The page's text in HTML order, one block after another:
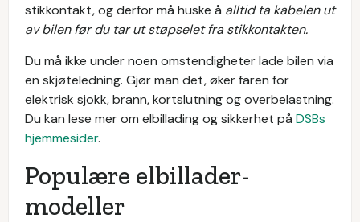
stikkontakt, og derfor må huske å alltid ta kabelen ut
av bilen før du tar ut støpselet fra stikkontakten.
Du må ikke under noen omstendigheter lade bilen via
en skjøteledning. Gjør man det, øker faren for
elektrisk sjokk, brann, kortslutning og overbelastning.
Du kan lese mer om elbillading og sikkerhet på DSBs
hjemmesider.
Populære elbillader-
modeller